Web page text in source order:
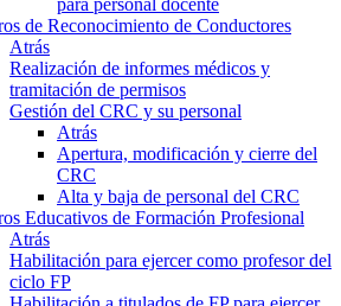
para personal docente
de Reconocimiento de Conductores
Atrás
Realización de informes médicos y
tramitación de permisos
Gestión del CRC y su personal
Atrás
Apertura, modificación y cierre del
CRC
Alta y baja de personal del CRC
Educativos de Formación Profesional
Atrás
Habilitación para ejercer como profesor del
ciclo FP